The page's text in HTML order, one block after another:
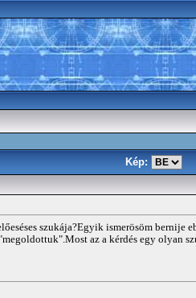
Kép:
szukája?Egyik ismerösöm
az a kérdés egy olyan